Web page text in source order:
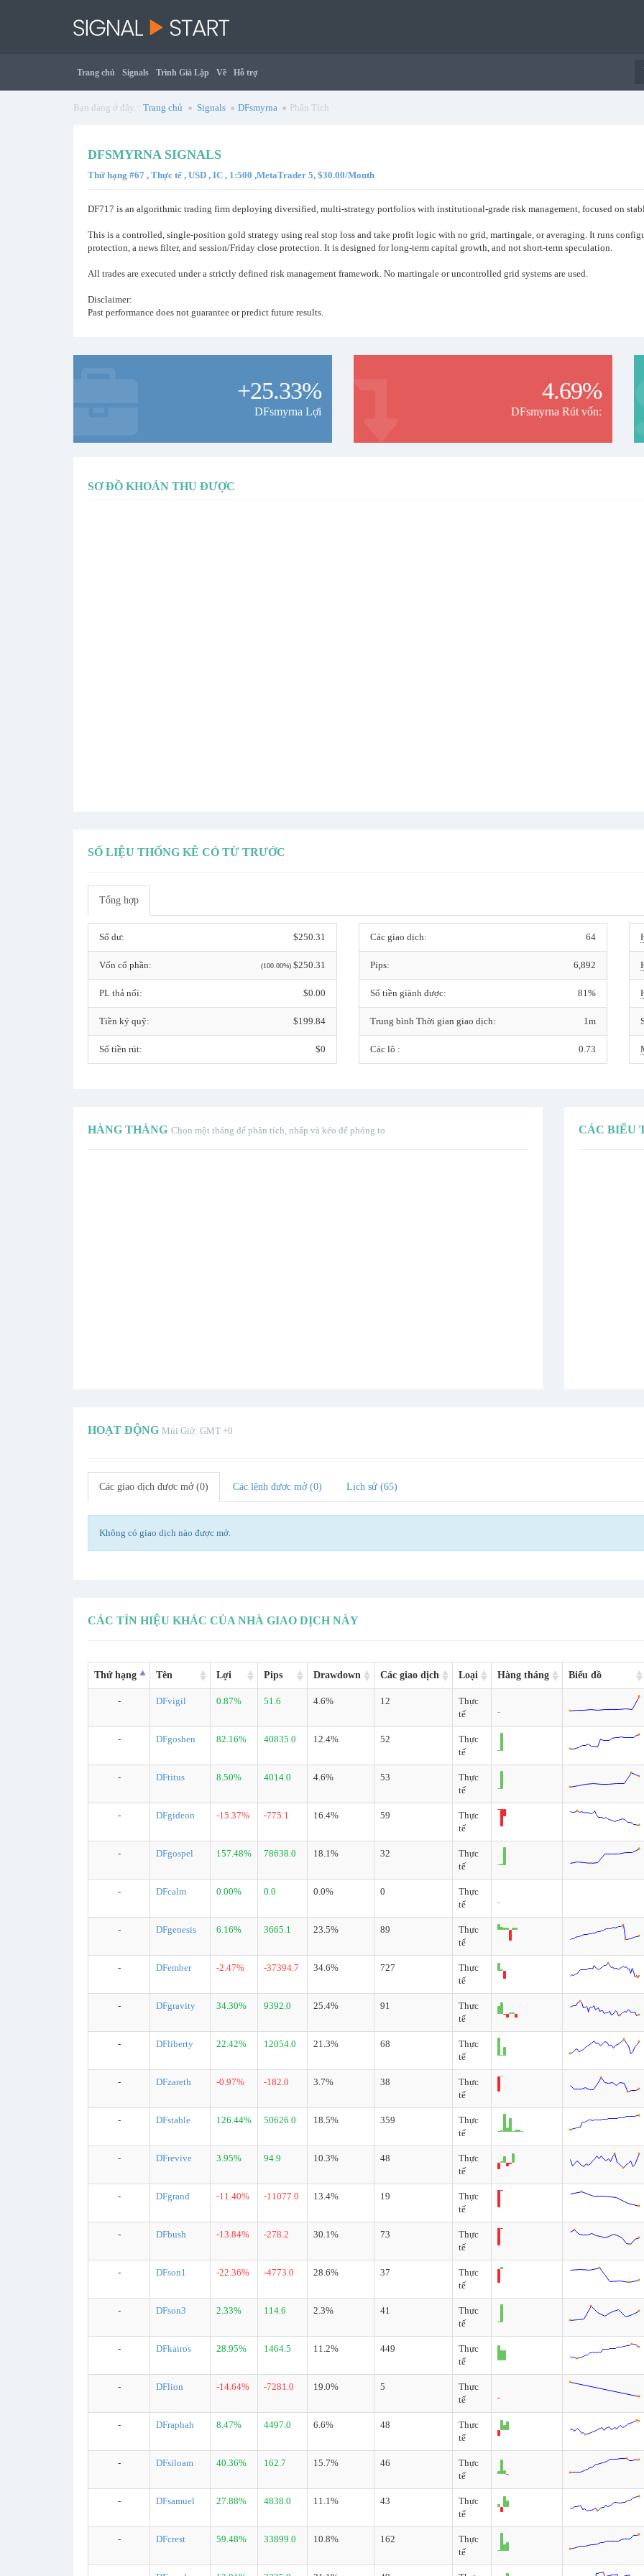
Trang chủ Signals Trình Giả Lập Về Hỗ trợ
Bạn đang ở đây. : Trang chủ Signals DFsmyrna Phân Tích
DFSMYRNA SIGNALS
Thứ hạng #67 , Thực tế , USD , IC , 1:500 ,MetaTrader 5, $30.00/Month
DF717 is an algorithmic trading firm deploying diversified, multi-strategy portfolios with institutional-grade risk management, focused on
This is a controlled, single-position gold strategy using real stop loss and take profit logic with no grid, martingale, or averaging. It runs
protection, a news filter, and session/Friday close protection. It is designed for long-term capital growth, and not short-term speculation.
All trades are executed under a strictly defined risk management framework. No martingale or uncontrolled grid systems are used.
Disclaimer:
Past performance does not guarantee or predict future results.
+25.33%
DFsmyrna Lợi
4.69%
DFsmyrna Rút vốn:
SƠ ĐỒ KHOẢN THU ĐƯỢC
SỐ LIỆU THỐNG KÊ CÓ TỪ TRƯỚC
Tổng hợp
Số dư: $250.31
Vốn cổ phần: (100.00%)$250.31
PL thả nổi: $0.00
Tiền ký quỹ: $199.84
Số tiền rút: $0
Các giao dịch: 64
Pips: 6,892
Số tiền giành được: 81%
Trung bình Thời gian giao dịch: 1m
Các lô : 0.73
HÀNG THÁNG Chọn một tháng để phân tích, nhấp và kéo để phóng to CÁC BIỂU
HOẠT ĐỘNG Múi Giờ: GMT +0
Các giao dịch được mở (0) Các lệnh được mở (0) Lịch sử (65)
Không có giao dịch nào được mở.
CÁC TÍN HIỆU KHÁC CỦA NHÀ GIAO DỊCH NÀY
Thứ hạng Tên Lợi Pips Drawdown Các giao dịch Loại Hàng tháng Biểu đồ
- DFvigil 0.87% 51.6 4.6% 12
Thực
tế
- DFgoshen 82.16% 40835.0 12.4% 52
Thực
tế
- DFtitus 8.50% 4014.0 4.6% 53
Thực
tế
- DFgideon -15.37% -775.1 16.4% 59
Thực
tế
- DFgospel 157.48% 78638.0 18.1% 32
Thực
tế
- DFcalm 0.00% 0.0 0.0% 0
Thực
tế
- DFgenesis 6.16% 3665.1 23.5% 89
Thực
tế
- DFember -2.47% -37394.7 34.6% 727
Thực
tế
- DFgravity 34.30% 9392.0 25.4% 91
Thực
tế
- DFliberty 22.42% 12054.0 21.3% 68
Thực
tế
- DFzareth -0.97% -182.0 3.7% 38
Thực
tế
- DFstable 126.44% 50626.0 18.5% 359
Thực
tế
- DFrevive 3.95% 94.9 10.3% 48
Thực
tế
- DFgrand -11.40% -11077.0 13.4% 19
Thực
tế
- DFbush -13.84% -278.2 30.1% 73
Thực
tế
- DFson1 -22.36% -4773.0 28.6% 37
Thực
tế
- DFson3 2.33% 114.6 2.3% 41
Thực
tế
- DFkairos 28.95% 1464.5 11.2% 449
Thực
tế
- DFlion -14.64% -7281.0 19.0% 5
Thực
tế
- DFraphah 8.47% 4497.0 6.6% 48
Thực
tế
- DFsiloam 40.36% 162.7 15.7% 46
Thực
tế
- DFsamuel 27.88% 4838.0 11.1% 43
Thực
tế
- DFcrest 59.48% 33899.0 10.8% 162
Thực
tế